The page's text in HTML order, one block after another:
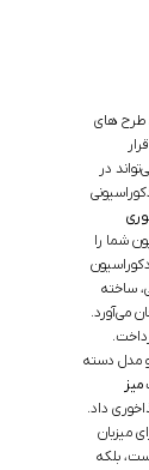
طرح های
در
شما را
ساخته
می‌آورد.
مدل دسته
میز
داد.
میزبان
بلکه